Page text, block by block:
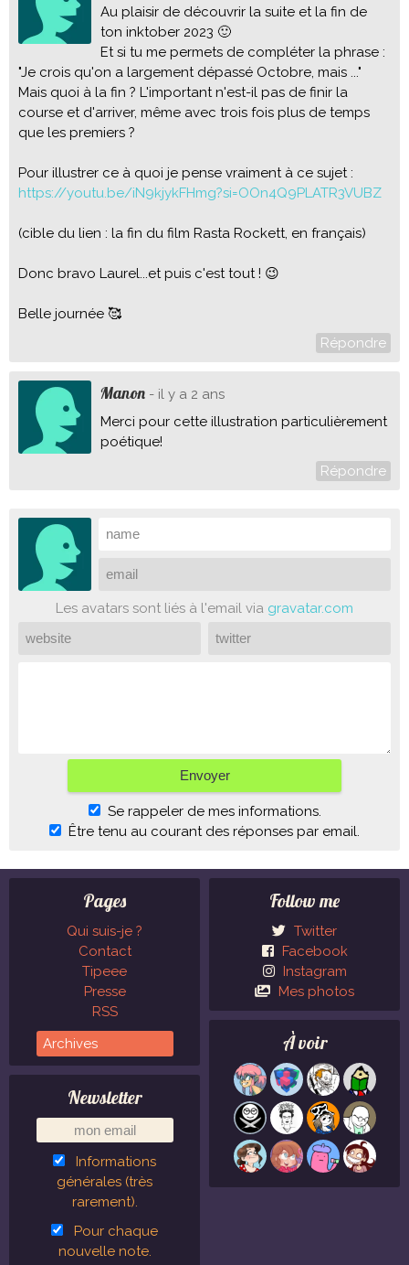
Au plaisir de découvrir la suite et la fin de
ton inktober 2023 🙂
Et si tu me permets de compléter la phrase :
"Je crois qu'on a largement dépassé Octobre, mais ..."
Mais quoi à la fin ? L'important n'est-il pas de finir la
course et d'arriver, même avec trois fois plus de temps
que les premiers ?
Pour illustrer ce à quoi je pense vraiment à ce sujet :
https://youtu.be/iN9kjykFHmg?si=OOn4Q9PLATR3VUBZ
(cible du lien : la fin du film Rasta Rockett, en français)
Donc bravo Laurel...et puis c'est tout ! 😉
Belle journée 🥰
Répondre
Manon - il y a 2 ans
Merci pour cette illustration particulièrement
poétique!
Répondre
Les avatars sont liés à l'email via gravatar.com
Se rappeler de mes informations.
Être tenu au courant des réponses par email.
Pages
Qui suis-je ?
Contact
Tipeee
Presse
RSS
Newsletter
Informations
générales (très
rarement).
Pour chaque
nouvelle note.
Follow me
Twitter
Facebook
Instagram
Mes photos
À voir